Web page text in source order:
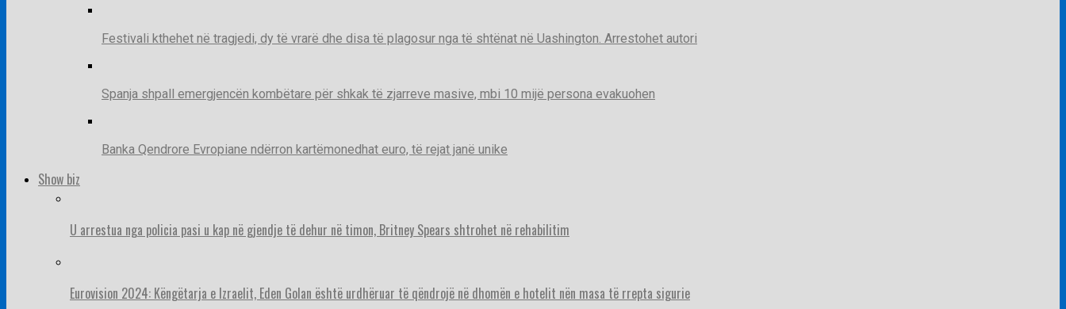
Festivali kthehet në tragjedi, dy të vrarë dhe disa të plagosur nga të shtënat në Uashington. Arrestohet autori
Spanja shpall emergjencën kombëtare për shkak të zjarreve masive, mbi 10 mijë persona evakuohen
Banka Qendrore Evropiane ndërron kartëmonedhat euro, të rejat janë unike
Show biz
U arrestua nga policia pasi u kap në gjendje të dehur në timon, Britney Spears shtrohet në rehabilitim
Eurovision 2024: Këngëtarja e Izraelit, Eden Golan është urdhëruar të qëndrojë në dhomën e hotelit nën masa të rrepta sigurie